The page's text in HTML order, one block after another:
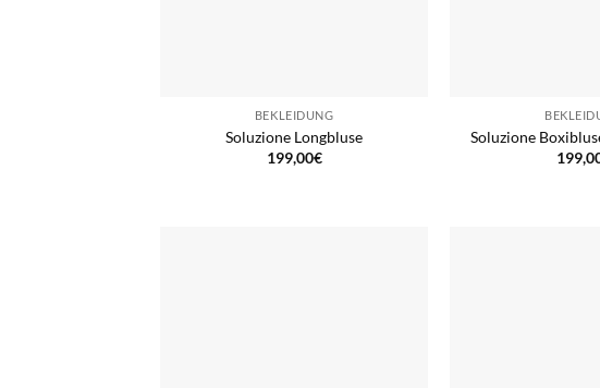
BEKLEIDUNG
Soluzione Longbluse
199,00€
Soluzione